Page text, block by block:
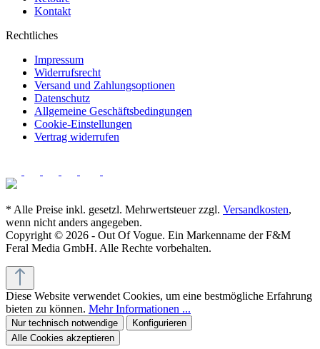
Kontakt
Rechtliches
Impressum
Widerrufsrecht
Versand und Zahlungsoptionen
Datenschutz
Allgemeine Geschäftsbedingungen
Cookie-Einstellungen
Vertrag widerrufen
* Alle Preise inkl. gesetzl. Mehrwertsteuer zzgl. Versandkosten,
wenn nicht anders angegeben.
Copyright © 2026 - Out Of Vogue. Ein Markenname der F&M
Feral Media GmbH. Alle Rechte vorbehalten.
Diese Website verwendet Cookies, um eine bestmögliche Erfahrung
bieten zu können. Mehr Informationen ...
Nur technisch notwendige
Konfigurieren
Alle Cookies akzeptieren